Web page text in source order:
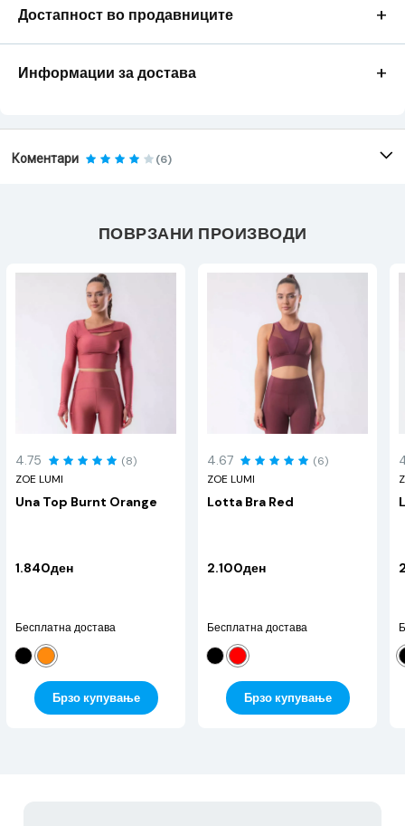
Достапност во продавниците +
Информации за достава +
Коментари (6)
ПОВРЗАНИ ПРОИЗВОДИ
4.75
(8)
ZOE LUMI
Una Top Burnt Orange
1.840ден
Бесплатна достава
Брзо купување
4.67
(6)
ZOE LUMI
Lotta Bra Red
2.100ден
Бесплатна достава
Брзо купување